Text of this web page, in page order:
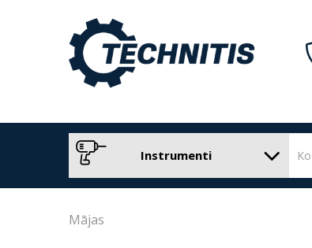
Instrumenti
Mājas